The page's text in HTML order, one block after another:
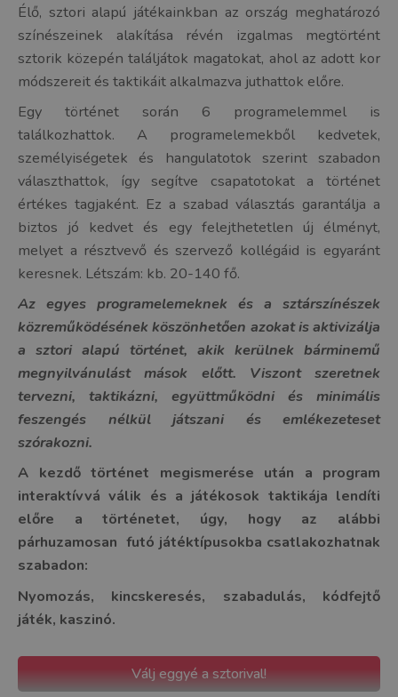
Élő, sztori alapú játékainkban az ország meghatározó
színészeinek alakítása révén izgalmas megtörtént
sztorik közepén találjátok magatokat, ahol az adott kor
módszereit és taktikáit alkalmazva juthattok előre.
Egy történet során 6 programelemmel is
találkozhattok. A programelemekből kedvetek,
személyiségetek és hangulatotok szerint szabadon
választhattok, így segítve csapatotokat a történet
értékes tagjaként. Ez a szabad választás garantálja a
biztos jó kedvet és egy felejthetetlen új élményt,
melyet a résztvevő és szervező kollégáid is egyaránt
keresnek. Létszám: kb. 20-140 fő.
Az egyes programelemeknek és a sztárszínészek
közreműködésének köszönhetően azokat is aktivizálja
a sztori alapú történet, akik kerülnek bárminemű
megnyilvánulást mások előtt. Viszont szeretnek
tervezni, taktikázni, együttműködni és minimális
feszengés nélkül játszani és emlékezeteset
szórakozni.
A kezdő történet megismerése után a program
interaktívvá válik és a játékosok taktikája lendíti
előre a történetet, úgy, hogy az alábbi
párhuzamosan futó játéktípusokba csatlakozhatnak
szabadon:
Nyomozás, kincskeresés, szabadulás, kódfejtő
játék, kaszinó.
Válj eggyé a sztorival!